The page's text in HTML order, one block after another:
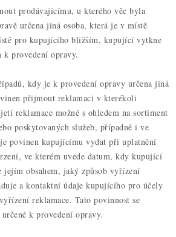
prodávajícímu, u kterého věc byla
určena jiná osoba, která je v místě
pro kupujícího bližším, kupující vytkne
k provedení opravy.
kdy je k provedení opravy určena jiná
přijmout reklamaci v kterékoli
reklamace možné s ohledem na sortiment
poskytovaných služeb, případně i ve
povinen kupujícímu vydat při uplatnění
ve kterém uvede datum, kdy kupující
obsahem, jaký způsob vyřízení
a kontaktní údaje kupujícího pro účely
reklamace. Tato povinnost se
k provedení opravy.